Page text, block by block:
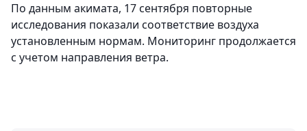
По данным акимата, 17 сентября повторные
исследования показали соответствие воздуха
установленным нормам. Мониторинг продолжается
с учетом направления ветра.